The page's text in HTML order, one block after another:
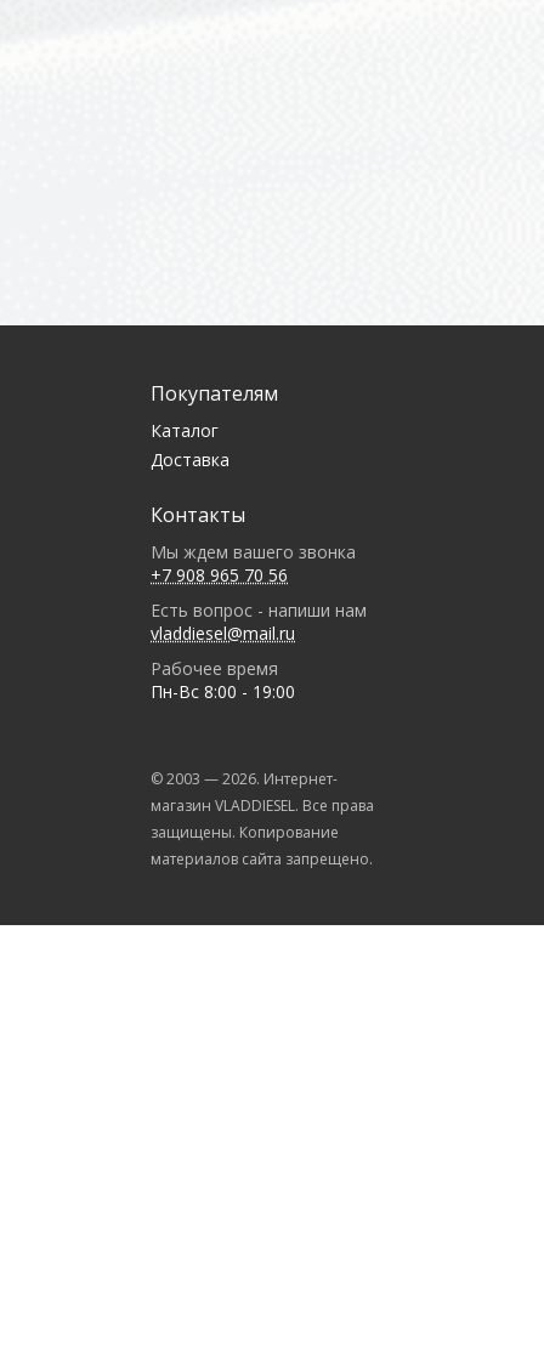
Покупателям
Каталог
Доставка
Контакты
Мы ждем вашего звонка
+7 908 965 70 56
Есть вопрос - напиши нам
vladdiesel@mail.ru
Рабочее время
Пн-Вс 8:00 - 19:00
© 2003 —2026. Интернет-
магазин VLADDIESEL. Все права
защищены. Копирование
материалов сайта запрещено.